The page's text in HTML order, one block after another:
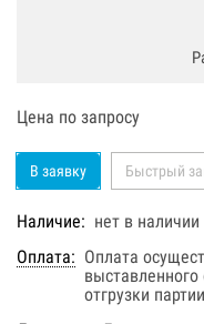
Цена по запросу
В заявку Быстрый
Наличие: нет в наличии
Оплата: Оплата
выставленного
отгрузки